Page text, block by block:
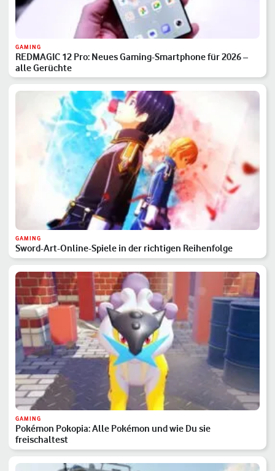
GAMING
REDMAGIC 12 Pro: Neues Gaming-Smartphone für 2026 –
alle Gerüchte
GAMING
Sword-Art-Online-Spiele in der richtigen Reihenfolge
GAMING
Pokémon Pokopia: Alle Pokémon und wie Du sie
freischaltest